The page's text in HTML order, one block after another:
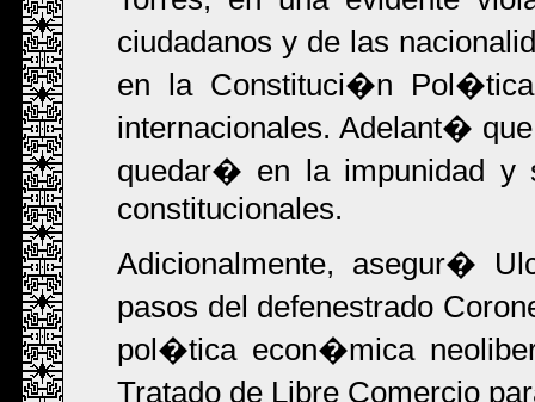
ciudadanos y de las
en la Constituci�n
internacionales. Adelant�
quedar� en la impunidad y
constitucionales.
Adicionalmente, asegur�
pasos del defenestrado
pol�tica econ�mica
Tratado de Libre Comercio